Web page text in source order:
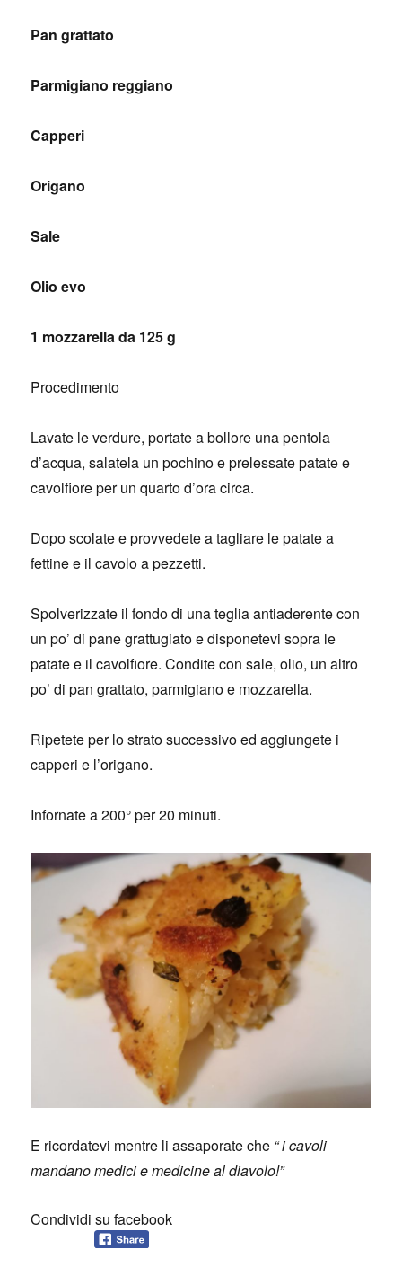
Pan grattato
Parmigiano reggiano
Capperi
Origano
Sale
Olio evo
1 mozzarella da 125 g
Procedimento
Lavate le verdure, portate a bollore una pentola
d’acqua, salatela un pochino e prelessate patate e
cavolfiore per un quarto d’ora circa.
Dopo scolate e provvedete a tagliare le patate a
fettine e il cavolo a pezzetti.
Spolverizzate il fondo di una teglia antiaderente con
un po’ di pane grattugiato e disponetevi sopra le
patate e il cavolfiore. Condite con sale, olio, un altro
po’ di pan grattato, parmigiano e mozzarella.
Ripetete per lo strato successivo ed aggiungete i
capperi e l’origano.
Infornate a 200° per 20 minuti.
E ricordatevi mentre li assaporate che “ i cavoli
mandano medici e medicine al diavolo!”
Condividi su facebook